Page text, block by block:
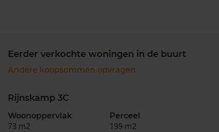
Eerder verkochte woningen in de buurt
Andere koopsommen opvragen
Rijnskamp 3C
Woonoppervlak
73 m2
Perceel
199 m2